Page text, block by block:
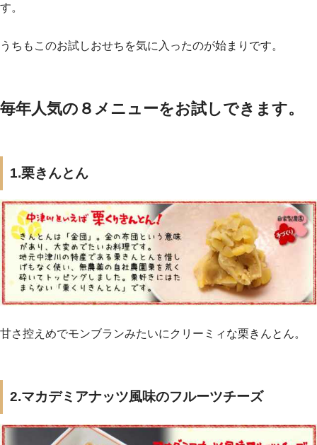
す。
うちもこのお試しおせちを気に入ったのが始まりです。
毎年人気の８メニューをお試しできます。
1.栗きんとん
甘さ控えめでモンブランみたいにクリーミィな栗きんとん。
2.マカデミアナッツ風味のフルーツチーズ